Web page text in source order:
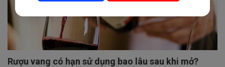
Rượu vang có hạn sử dụng bao lâu sau khi mở?